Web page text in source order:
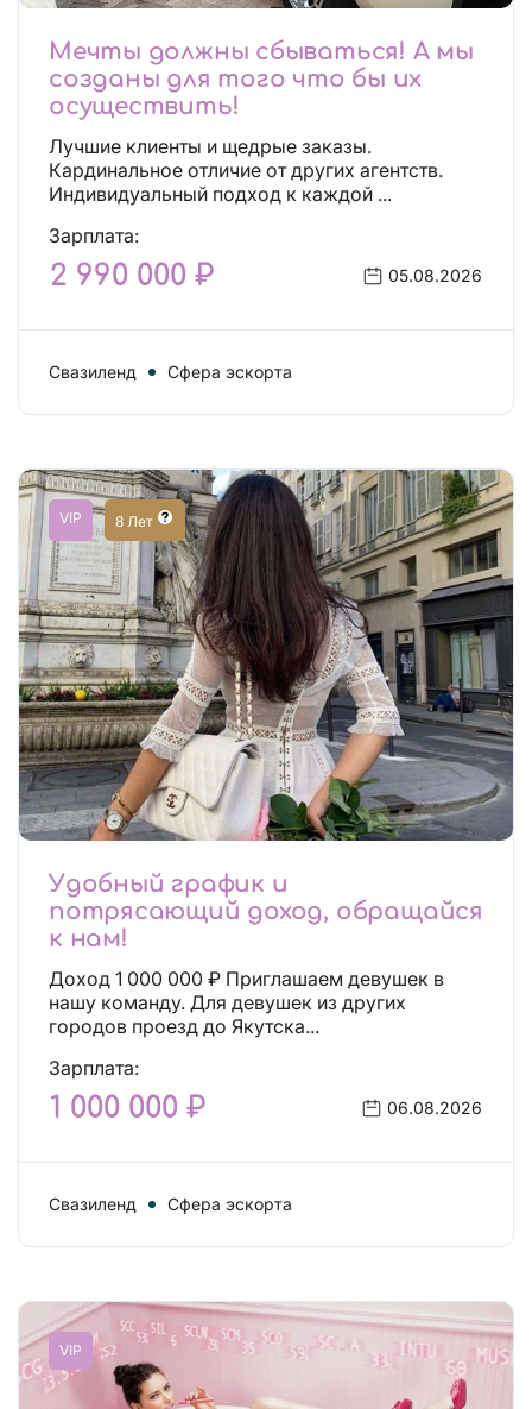
Мечты должны сбываться! А мы
созданы для того что бы их
осуществить!
Лучшие клиенты и щедрые заказы.
Кардинальное отличие от других агентств.
Индивидуальный подход к каждой ...
Зарплата:
2 990 000 ₽ 05.08.2026
Свазиленд Сфера эскорта
VIP 8 Лет
Удобный график и
потрясающий доход, обращайся
к нам!
Доход 1 000 000 ₽ Приглашаем девушек в
нашу команду. Для девушек из других
городов проезд до Якутска...
Зарплата:
1 000 000 ₽ 06.08.2026
Свазиленд Сфера эскорта
VIP